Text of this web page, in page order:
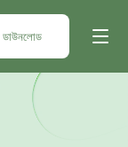
ডাউনলোড